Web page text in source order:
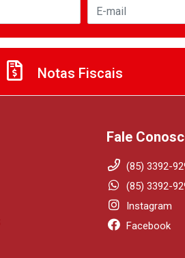
Notas Fiscais
Fale
(85) 3392-
(85) 3392-
Instagram
Facebook